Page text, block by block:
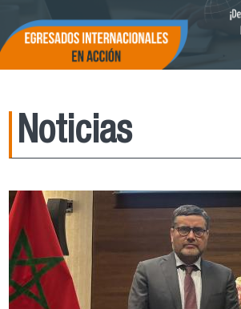
Noticias